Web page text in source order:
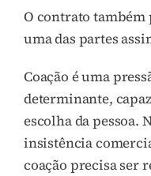
O contrato também
uma das partes
Coação é uma
determinante,
escolha da pessoa.
insistência
coação precisa ser